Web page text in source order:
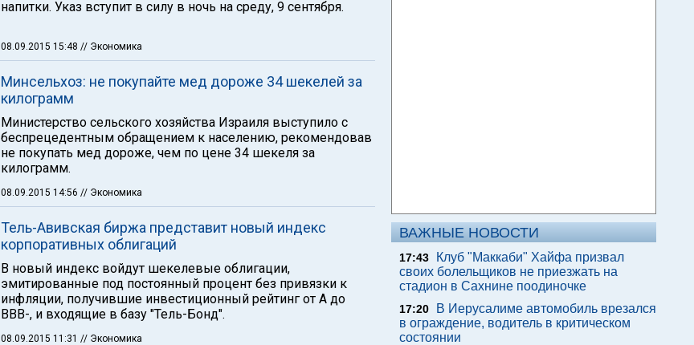
напитки. Указ вступит в силу в ночь на среду, 9 сентября.
08.09.2015 15:48 // Экономика
Минсельхоз: не покупайте мед дороже 34 шекелей за
килограмм
Министерство сельского хозяйства Израиля выступило с
беспрецедентным обращением к населению, рекомендовав
не покупать мед дороже, чем по цене 34 шекеля за
килограмм.
08.09.2015 14:56 // Экономика
Тель-Авивская биржа представит новый индекс
корпоративных облигаций
В новый индекс войдут шекелевые облигации,
эмитированные под постоянный процент без привязки к
инфляции, получившие инвестиционный рейтинг от А до
BBB-, и входящие в базу "Тель-Бонд".
08.09.2015 11:31 // Экономика
ВАЖНЫЕ НОВОСТИ
17:43
Клуб "Маккаби" Хайфа призвал
своих болельщиков не приезжать на
стадион в Сахнине поодиночке
17:20
В Иерусалиме автомобиль врезался
в ограждение, водитель в критическом
состоянии